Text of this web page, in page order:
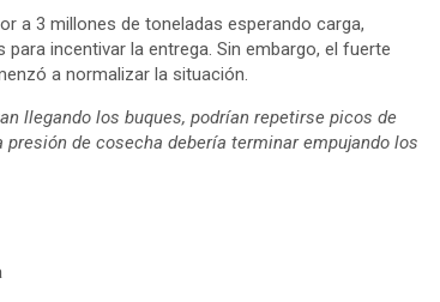
a 3 millones de toneladas esperando carga,
incentivar la entrega. Sin embargo, el fuerte
a normalizar la situación.
llegando los buques, podrían repetirse picos de
de cosecha debería terminar empujando los